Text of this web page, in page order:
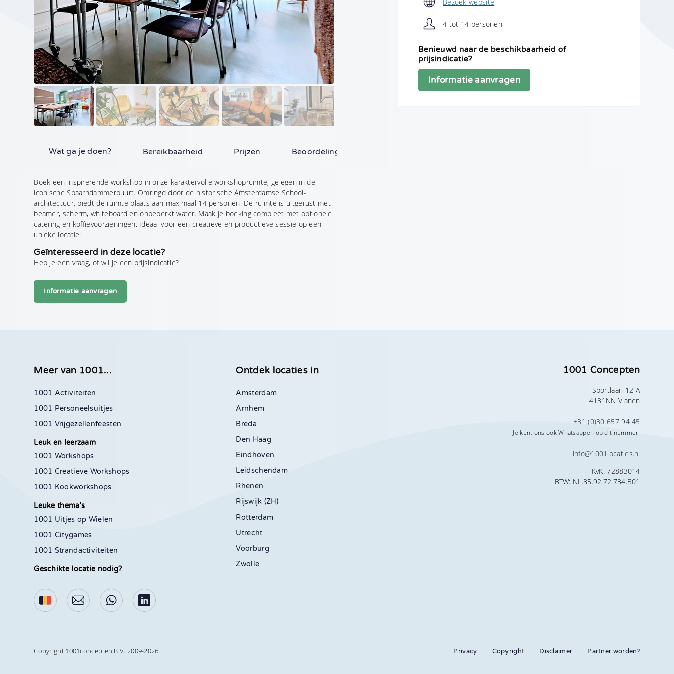
4 tot 14 personen
Benieuwd naar de beschikbaarheid of
prijsindicatie?
Informatie aanvragen
Wat ga je doen? Bereikbaarheid Prijzen Beoordelingen (0)
Boek een inspirerende workshop in onze karaktervolle workshopruimte, gelegen in de
iconische Spaarndammerbuurt. Omringd door de historische Amsterdamse School-
architectuur, biedt de ruimte plaats aan maximaal 14 personen. De ruimte is uitgerust met
beamer, scherm, whiteboard en onbeperkt water. Maak je boeking compleet met optionele
catering en koffievoorzieningen. Ideaal voor een creatieve en productieve sessie op een
unieke locatie!
Geïnteresseerd in deze locatie?
Heb je een vraag, of wil je een prijsindicatie?
Informatie aanvragen
Telefoonnummer
Waar kunnen we je mee helpen?
Aanvraag versturen
Geheel vrijblijvend Binnen 24 uur reactie De scherpste prijs
De met gemarkeerde velden zijn verplicht. We gaan uiteraard vertrouwelijk met je gegevens om. Ons
hierop van toepassing.
Meer van 1001...
1001 Activiteiten
1001 Personeelsuitjes
1001 Vrijgezellenfeesten
Leuk en leerzaam
1001 Workshops
1001 Creatieve Workshops
1001 Kookworkshops
Leuke thema's
1001 Uitjes op Wielen
1001 Citygames
1001 Strandactiviteiten
Geschikte locatie nodig?
Ontdek locaties in
Amsterdam
Arnhem
Breda
Den Haag
Eindhoven
Leidschendam
Rhenen
Rijswijk (ZH)
Rotterdam
Utrecht
Voorburg
Zwolle
1001 Concepten
Sportlaan 12-A
4131NN Vianen
+31 (0)30 657 94 45
Je kunt ons ook Whatsappen op dit nummer!
info@1001locaties.nl
KvK: 72883014
BTW: NL.85.92.72.734.B01
Copyright 1001concepten B.V. 2009-2026 Privacy Copyright Disclaimer Partner worden?